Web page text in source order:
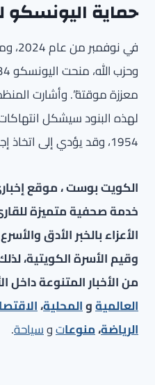
حماية اليونسكو
في
معززة موقتة”. وأشارت
لهذه البنود سيشكل
1954، وقد يؤدي إلى اتخاذ إجراءات قانونية”.
الكويت بوست ، موقع
خدمة صحفية متميزة
الأعزاء بالخبر الأدق
وقيم الأسرة الكويتية،
من الأخبار المتنوعة داخل
العالميةوالمحلية،
الرياضة،منوعاتوسياحة.